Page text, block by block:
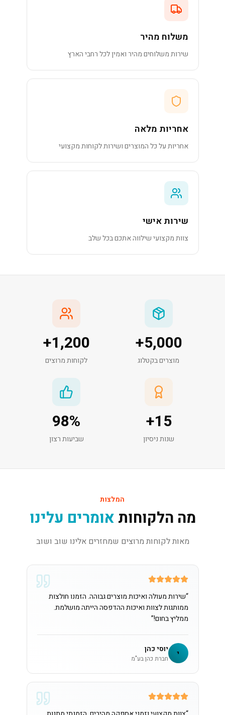
משלוח מהיר
שירות משלוחים מהיר ואמין לכל רחבי הארץ
אחריות מלאה
אחריות על כל המוצרים ושירות לקוחות מקצועי
שירות אישי
צוות מקצועי שילווה אתכם בכל שלב
5,000
+
מוצרים בקטלוג
1,200
+
לקוחות מרוצים
15
+
שנות ניסיון
98%
שביעות רצון
המלצות
מה הלקוחות אומרים עלינו
מאות לקוחות מרוצים שמחזרים אלינו שוב ושוב
“שירות מעולה ואיכות מוצרים גבוהה. הזמנו חולצות
ממותגות לצוות ואיכות ההדפסה הייתה מושלמת.
ממליץ בחום!”
י יוסי כהן
חברת כהן בע"מ